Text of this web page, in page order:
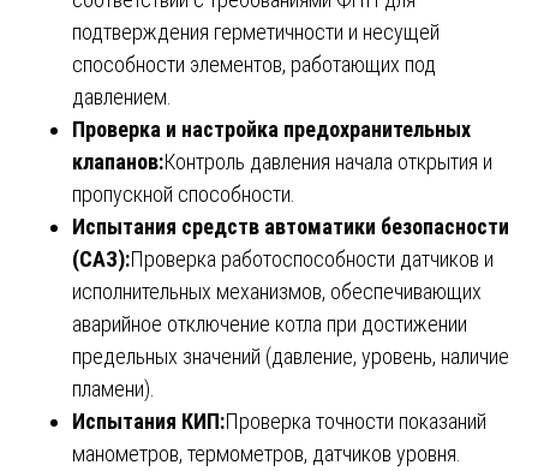
подтверждения герметичности и несущей
способности элементов, работающих под
давлением.
Проверка и настройка предохранительных
клапанов:Контроль давления начала открытия и
пропускной способности.
Испытания средств автоматики безопасности
(САЗ):Проверка работоспособности датчиков и
исполнительных механизмов, обеспечивающих
аварийное отключение котла при достижении
предельных значений (давление, уровень, наличие
пламени).
Испытания КИП:Проверка точности показаний
манометров, термометров, датчиков уровня.